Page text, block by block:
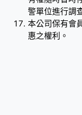
警單位進行調
本公司保有會
惠之權利。